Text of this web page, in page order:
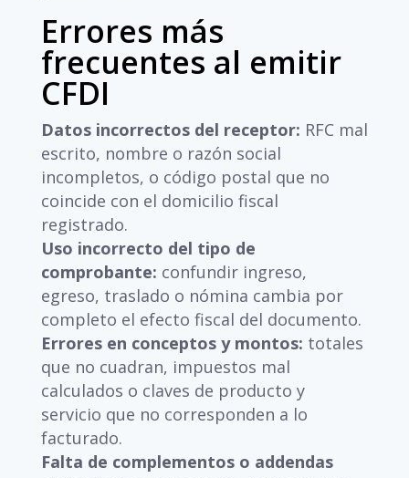
Errores más
frecuentes al emitir
CFDI
Datos incorrectos del receptor: RFC mal
escrito, nombre o razón social
incompletos, o código postal que no
coincide con el domicilio fiscal
registrado.
Uso incorrecto del tipo de
comprobante: confundir ingreso,
egreso, traslado o nómina cambia por
completo el efecto fiscal del documento.
Errores en conceptos y montos: totales
que no cuadran, impuestos mal
calculados o claves de producto y
servicio que no corresponden a lo
facturado.
Falta de complementos o addendas